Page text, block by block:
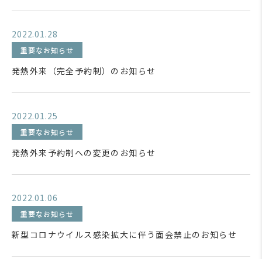
2022.01.28
重要なお知らせ
発熱外来（完全予約制）のお知らせ
2022.01.25
重要なお知らせ
発熱外来予約制への変更のお知らせ
2022.01.06
重要なお知らせ
新型コロナウイルス感染拡大に伴う面会禁止のお知らせ